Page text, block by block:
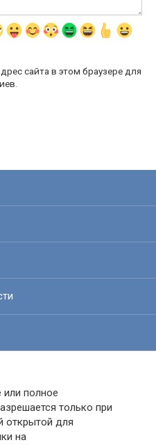
сайта в этом браузере для
полное
только при
открытой для
на